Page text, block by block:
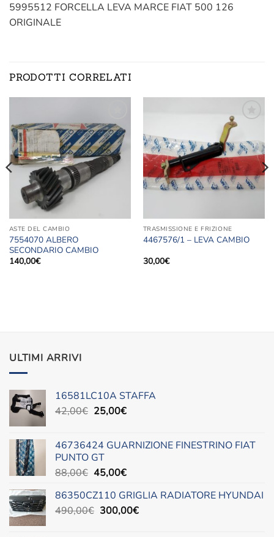
5995512 FORCELLA LEVA MARCE FIAT 500 126
ORIGINALE
PRODOTTI CORRELATI
Aggiungi
alla lista
dei
desideri
ASTE DEL CAMBIO
7554070 ALBERO
SECONDARIO CAMBIO
140,00€
Aggiungi
dei
desideri
TRASMISSIONE E FRIZIONE
4467576/1 – LEVA CAMBIO
30,00€
ULTIMI ARRIVI
16581LC10A STAFFA
42,00€ Il
era:
42,00€.
25,00€Il
è:
46736424 GUARNIZIONE FINESTRINO FIAT
PUNTO GT
88,00€ Il
originale
era:
45,00€Il
attuale
è:
86350CZ110 GRIGLIA RADIATORE HYUNDAI
490,00€ Il
300,00€Il